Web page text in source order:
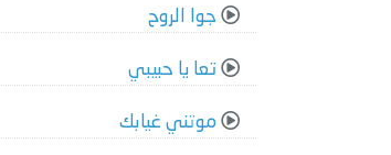
جوا الروح
تعا يا حبيبي
موتني غيابك